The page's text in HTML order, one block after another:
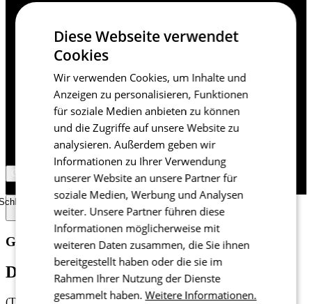
Download
Haufig gestellte Fragen
Grössentabelle
Germany / Deutschland
© 2026 KALAS Sportswear
Größentabelle
Damen - Oberteile
(Trikots, Jacken, Westen)
Diese Webseite verwendet
Cookies
Wir verwenden Cookies, um Inhalte und
Anzeigen zu personalisieren, Funktionen
für soziale Medien anbieten zu können
und die Zugriffe auf unsere Website zu
analysieren. Außerdem geben wir
Informationen zu Ihrer Verwendung
unserer Website an unsere Partner für
soziale Medien, Werbung und Analysen
weiter. Unsere Partner führen diese
Informationen möglicherweise mit
weiteren Daten zusammen, die Sie ihnen
bereitgestellt haben oder die sie im
Rahmen Ihrer Nutzung der Dienste
gesammelt haben.Weitere Informationen.